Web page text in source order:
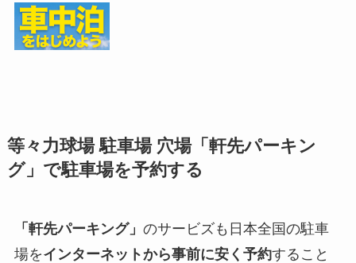
等々力球場駐車場 穴場「軒先パーキン
グ」で駐車場を予約する
「軒先パーキング」 のサービズも日本全国の駐車
場をインターネットから事前に安く予約すること